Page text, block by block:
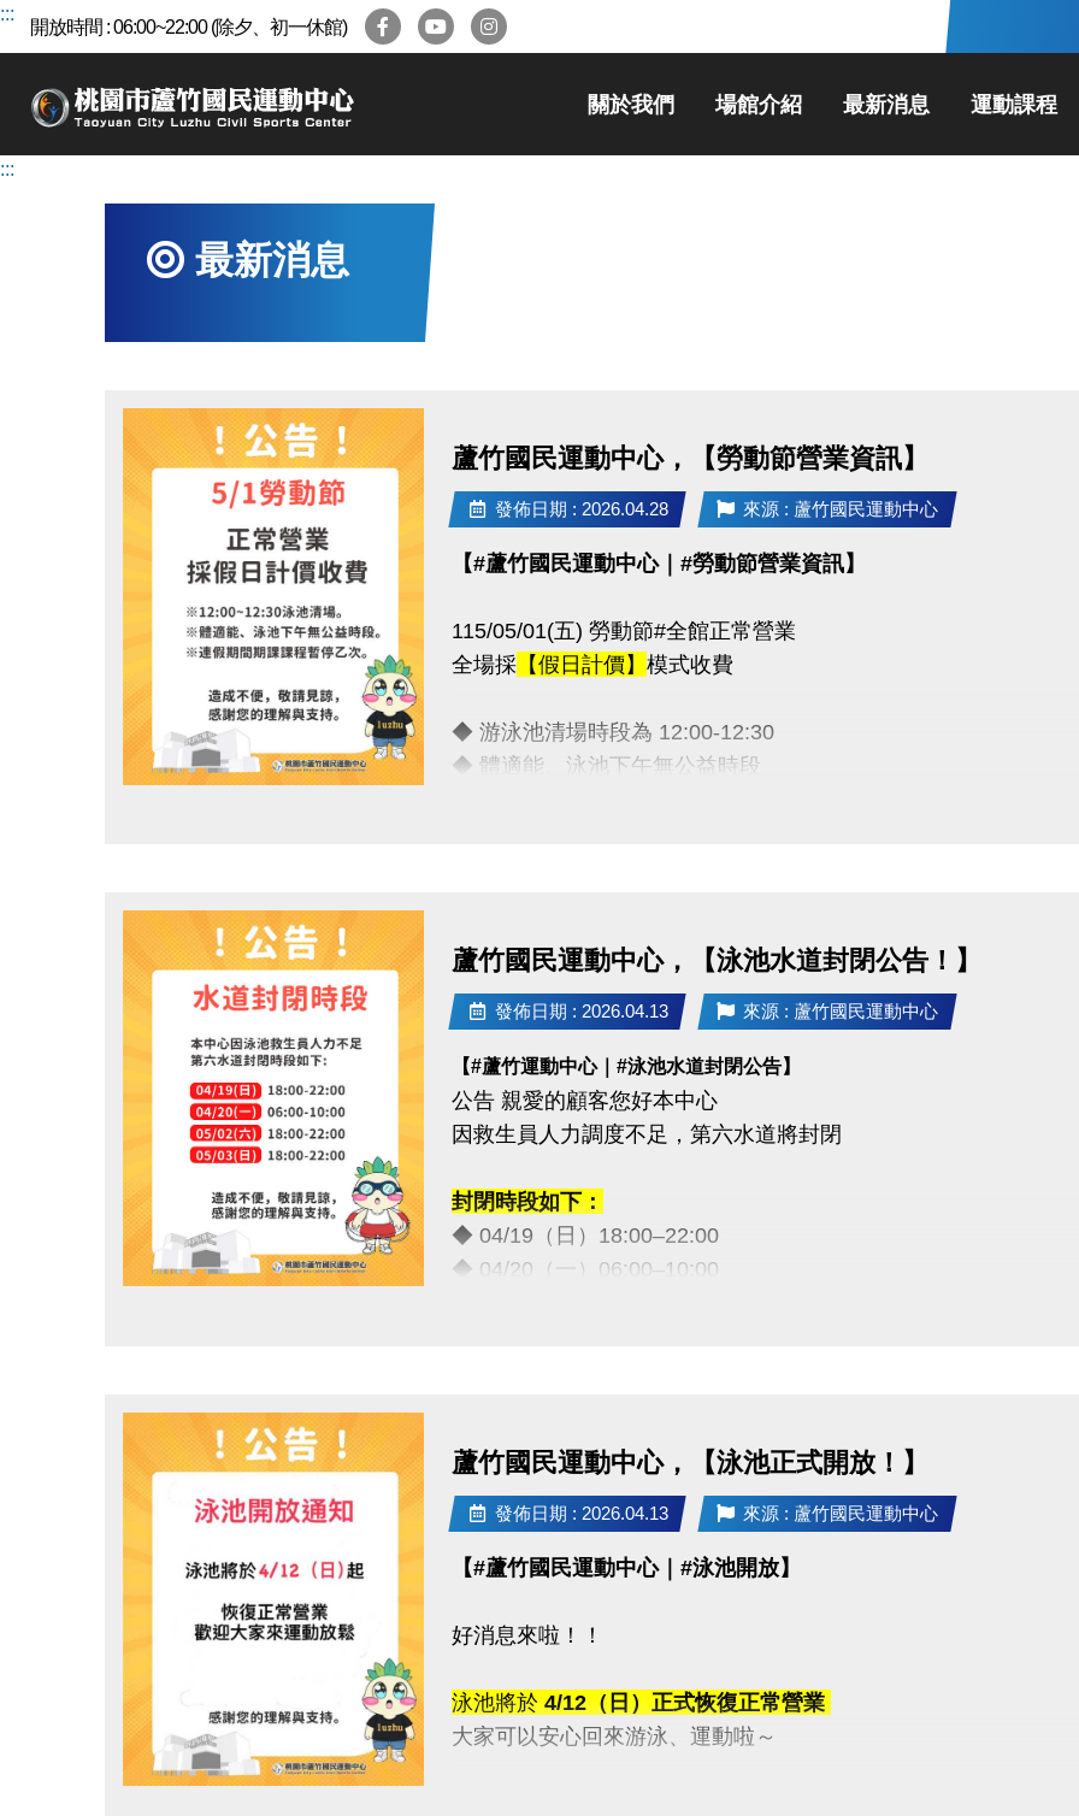
跳
區
:::
開放時間 : 06:00~22:00 (除夕、初一休館)
關於我們 場館介紹 最新消息 運動課程
:::
最新消息
蘆竹國民運動中心，【勞動節營業資訊】
發佈日期 : 2026.04.28 來源 : 蘆竹國民運動中心
【#蘆竹國民運動中心｜#勞動節營業資訊】
115/05/01(五) 勞動節#全館正常營業
全場採【假日計價】 模式收費
◆ 游泳池清場時段為 12:00-12:30
◆ 體適能、泳池下午無公益時段
-洽詢專線：03-2639066 #111
-官網 : https://www.lzsports.com.tw/zh_TW/news/pageID/1/
-FB : 桃園市蘆竹國民運動中心
-IG : @luzhusports
蘆竹國民運動中心，【泳池水道封閉公告！】
發佈日期 : 2026.04.13 來源 : 蘆竹國民運動中心
【#蘆竹運動中心｜#泳池水道封閉公告】
公告 親愛的顧客您好本中心
因救生員人力調度不足，第六水道將封閉
封閉時段如下：
◆ 04/19（日）18:00–22:00
◆ 04/20（一）06:00–10:00
連絡資訊
-洽詢專線：03-2639066 #115、116
-官網 : https://www.lzsports.com.tw/zh_TW/news/pageID/1/
-FB : 桃園市蘆竹國民運動中心
蘆竹國民運動中心，【泳池正式開放！】
發佈日期 : 2026.04.13 來源 : 蘆竹國民運動中心
【#蘆竹國民運動中心｜#泳池開放】
好消息來啦！！
泳池將於4/12（日）正式恢復正常營業
大家可以安心回來游泳、運動啦～